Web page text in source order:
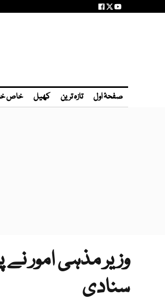
صفحۂ اول تازہ ترین کھیل خاص
وزیر مذہی امور
سنادی